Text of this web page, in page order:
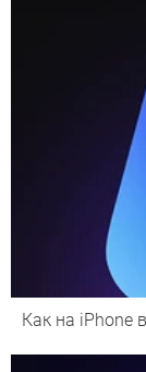
Как на iPhone